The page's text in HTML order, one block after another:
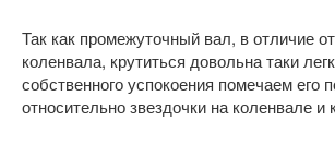
Так как промежуточный вал, в отличие
коленвала, крутиться довольна таки
собственного успокоения помечаем его
относительно звездочки на коленвале и